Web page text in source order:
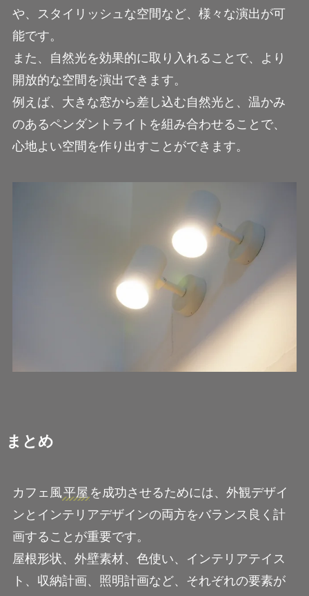
や、スタイリッシュな空間など、様々な演出が可
能です。
また、自然光を効果的に取り入れることで、より
開放的な空間を演出できます。
例えば、大きな窓から差し込む自然光と、温かみ
のあるペンダントライトを組み合わせることで、
心地よい空間を作り出すことができます。
まとめ
カフェ風平屋 を成功させるためには、外観デザイ
ンとインテリアデザインの両方をバランス良く計
画することが重要です。
屋根形状、外壁素材、色使い、インテリアテイス
ト、収納計画、照明計画など、それぞれの要素が